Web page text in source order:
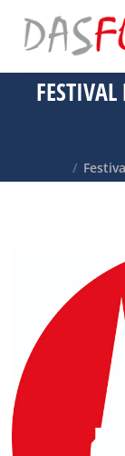
Sie befinden